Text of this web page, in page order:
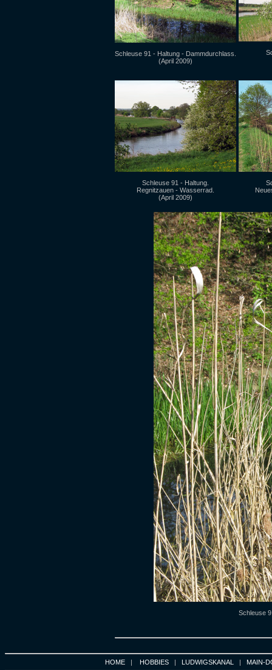
Schleuse 91 - Haltung - Dammdurchlass.
(April 2009)
Schleuse 91 - Haltung.
Regnitzauen - Wasserrad.
(April 2009)
Schleuse
HOME | HOBBIES | LUDWIGSKANAL | MAIN-